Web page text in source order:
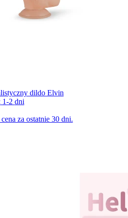
dildo Elvin
1-2 dni
za ostatnie 30 dni.